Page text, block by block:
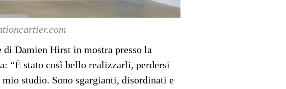
Damien Hirst in mostra presso la
“È stato così bello realizzarli, perdersi
studio. Sono sgargianti, disordinati e